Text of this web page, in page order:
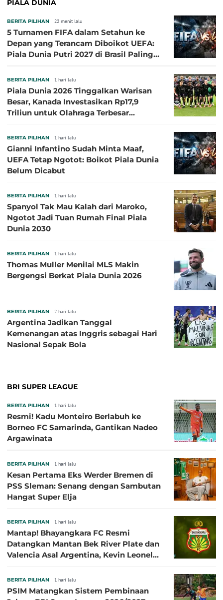
PIALA DUNIA
BERITA PILIHAN 22 menit lalu
5 Turnamen FIFA dalam Setahun ke
Depan yang Terancam Diboikot UEFA:
Piala Dunia Putri 2027 di Brasil Paling
BERITA PILIHAN 1 hari lalu
Piala Dunia 2026 Tinggalkan Warisan
Besar, Kanada Investasikan Rp17,9
Triliun untuk Olahraga Terbesar
BERITA PILIHAN 1 hari lalu
Gianni Infantino Sudah Minta Maaf,
UEFA Tetap Ngotot: Boikot Piala Dunia
Belum Dicabut
BERITA PILIHAN 1 hari lalu
Spanyol Tak Mau Kalah dari Maroko,
Ngotot Jadi Tuan Rumah Final Piala
Dunia 2030
BERITA PILIHAN 1 hari lalu
Thomas Muller Menilai MLS Makin
Bergengsi Berkat Piala Dunia 2026
BERITA PILIHAN 2 hari lalu
Argentina Jadikan Tanggal
Kemenangan atas Inggris sebagai Hari
Nasional Sepak Bola
BRI SUPER LEAGUE
BERITA PILIHAN 1 hari lalu
Resmi! Kadu Monteiro Berlabuh ke
Borneo FC Samarinda, Gantikan Nadeo
Argawinata
BERITA PILIHAN 1 hari lalu
Kesan Pertama Eks Werder Bremen di
PSS Sleman: Senang dengan Sambutan
Hangat Super Elja
BERITA PILIHAN 1 hari lalu
Mantap! Bhayangkara FC Resmi
Datangkan Mantan Bek River Plate dan
Valencia Asal Argentina, Kevin Leonel
BERITA PILIHAN 1 hari lalu
PSIM Matangkan Sistem Pembinaan